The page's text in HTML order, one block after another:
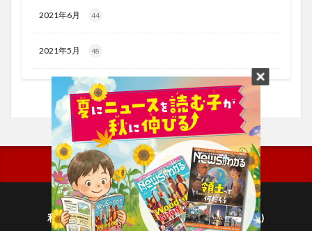
2021年6月 44
2021年5月 48
利用規約
プライバシーポリシー(毎日新聞出版)